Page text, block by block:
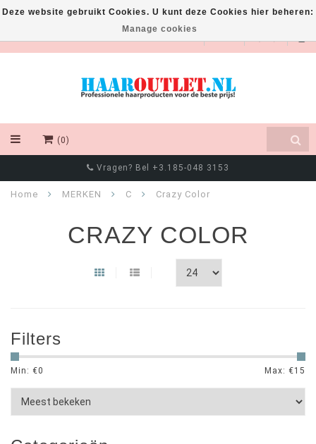
EUR
(0)
Vragen? Bel +3.185-048 3153
Home MERKEN C Crazy Color
CRAZY COLOR
Filters
Min: €0 Max: €15
Deze website gebruikt Cookies. U kunt deze Cookies hier beheren:
Manage cookies